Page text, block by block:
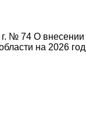
г. № 74 О внесении
на 2026 год